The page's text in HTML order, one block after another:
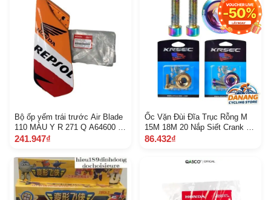
Bộ ốp yếm trái trước Air Blade
110 MÀU Y R 271 Q A64600 K
VG V 00 Z A
241.947₫
Ốc Vặn Đùi Đĩa Trục Rỗng M
15M 18M 20 Nắp Siết Crank Xe
Đạp
86.432₫